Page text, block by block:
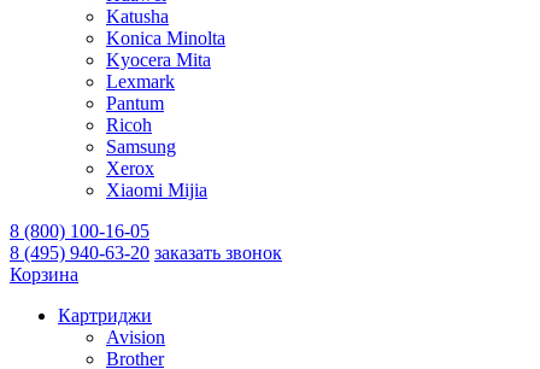
Katusha
Konica Minolta
Kyocera Mita
Lexmark
Pantum
Ricoh
Samsung
Xerox
Xiaomi Mijia
8 (800) 100-16-05
8 (495) 940-63-20 заказать звонок
Корзина
Картриджи
Avision
Brother